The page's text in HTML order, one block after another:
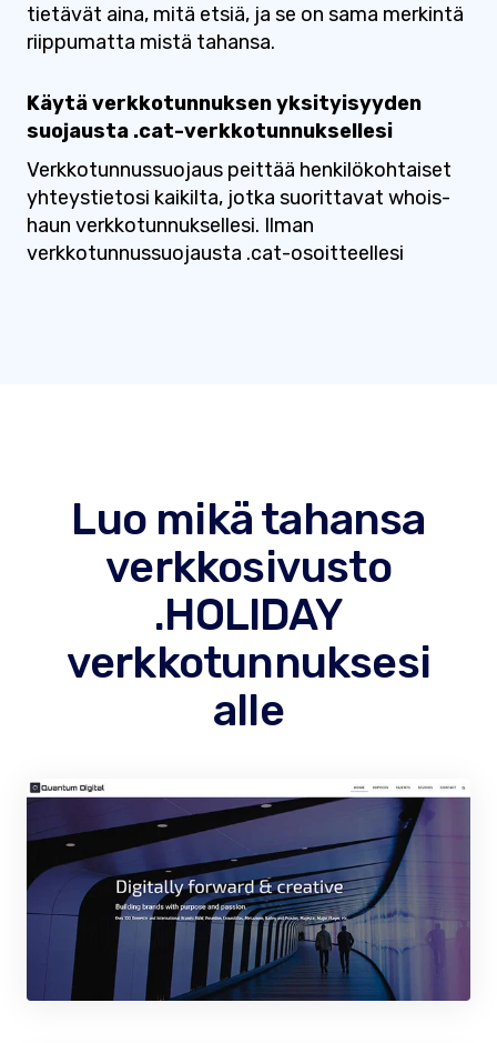
tietävät aina, mitä etsiä, ja se on sama merkintä
riippumatta mistä tahansa.
Käytä verkkotunnuksen yksityisyyden
suojausta .cat-verkkotunnuksellesi
Verkkotunnussuojaus peittää henkilökohtaiset
yhteystietosi kaikilta, jotka suorittavat whois-
haun verkkotunnuksellesi. Ilman
verkkotunnussuojausta .cat-osoitteellesi
Luo mikä tahansa
verkkosivusto
.HOLIDAY
verkkotunnuksesi
alle